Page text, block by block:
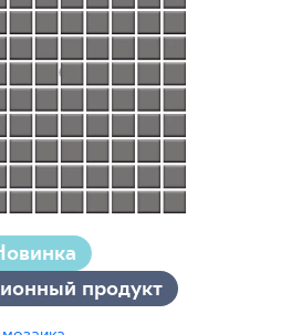
продукт